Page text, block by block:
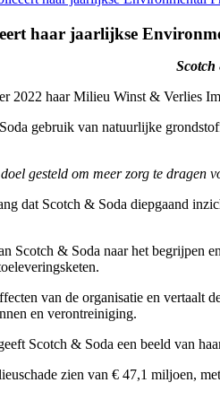
haar jaarlijkse
2022 haar Milieu Winst & Verlies
gebruik van natuurlijke
gesteld om meer zorg te dragen
dat Scotch & Soda diepgaand
Scotch & Soda naar het
van de organisatie en vertaalt
en verontreiniging.
Scotch & Soda een beeld van
zien van € 47,1 miljoen,